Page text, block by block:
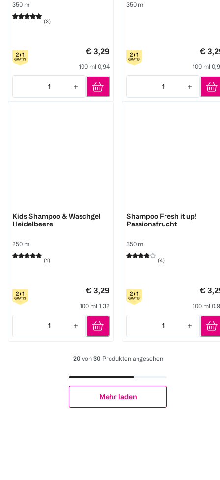
350 ml
(3)
€ 3,29
100 ml 0,94
1
Quantity: 1
350 ml
€
100 ml
1
Quantity: 1
Kids Shampoo & Waschgel
Heidelbeere
250 ml
(1)
€ 3,29
100 ml 1,32
1
Quantity: 1
Shampoo Fresh it up!
Passionsfrucht
350 ml
(4)
€
100 ml
1
Quantity: 1
20 von30 Produkten angesehen
Mehr laden